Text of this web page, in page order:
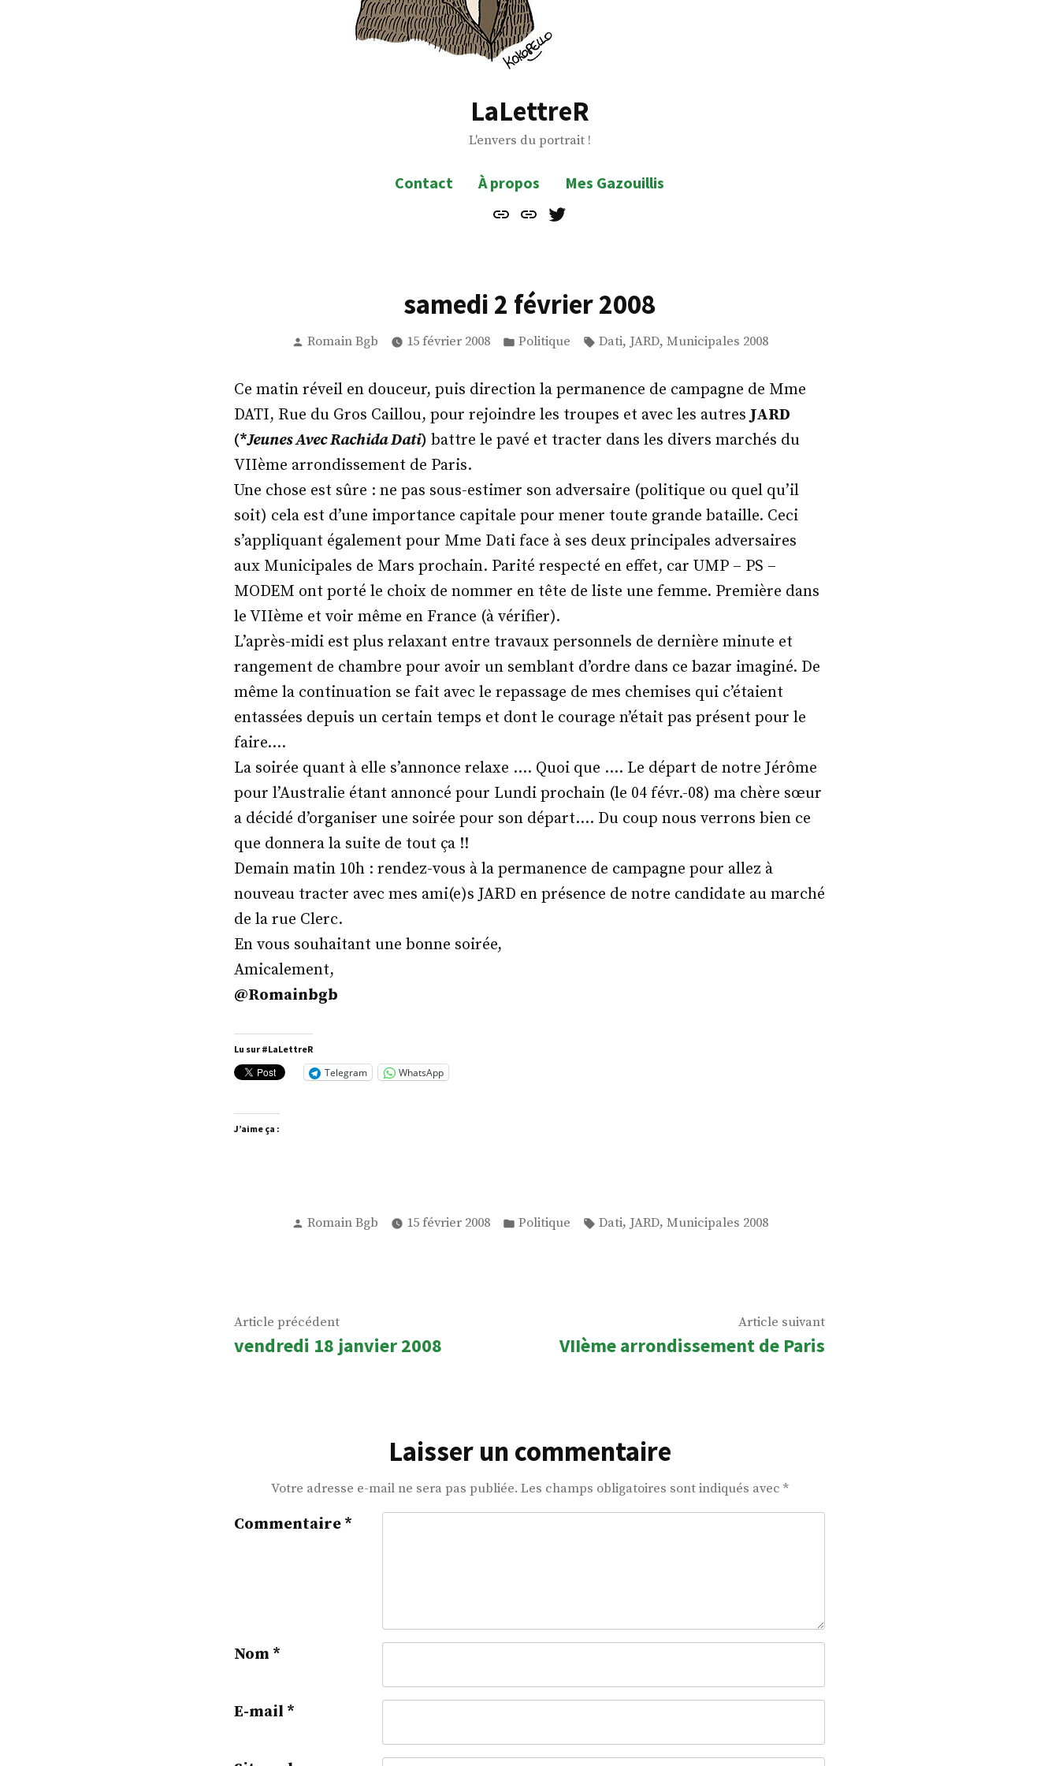
LaLettreR
L'envers du portrait !
Contact À propos
Mes Gazouillis
Contact
À
Mes
samedi 2 février 2008
Publié
Romain Bgb 15 février 2008
Publié
Politique Étiquettes :
Dati, JARD, Municipales 2008
Ce matin réveil en douceur, puis direction la permanence de campagne de Mme
DATI, Rue du Gros Caillou, pour rejoindre les troupes et avec les autresJARD
(*Jeunes Avec Rachida Dati) battre le pavé et tracter dans les divers marchés du
VIIème arrondissement de Paris.
Une chose est sûre : ne pas sous-estimer son adversaire (politique ou quel qu’il
soit) cela est d’une importance capitale pour mener toute grande bataille. Ceci
s’appliquant également pour Mme Dati face à ses deux principales adversaires
aux Municipales de Mars prochain. Parité respecté en effet, car UMP – PS –
MODEM ont porté le choix de nommer en tête de liste une femme. Première dans
le VIIème et voir même en France (à vérifier).
L’après-midi est plus relaxant entre travaux personnels de dernière minute et
rangement de chambre pour avoir un semblant d’ordre dans ce bazar imaginé. De
même la continuation se fait avec le repassage de mes chemises qui c’étaient
entassées depuis un certain temps et dont le courage n’était pas présent pour le
faire….
La soirée quant à elle s’annonce relaxe …. Quoi que …. Le départ de notre Jérôme
pour l’Australie étant annoncé pour Lundi prochain (le 04 févr.-08) ma chère sœur
a décidé d’organiser une soirée pour son départ…. Du coup nous verrons bien ce
que donnera la suite de tout ça !!
Demain matin 10h : rendez-vous à la permanence de campagne pour allez à
nouveau tracter avec mes ami(e)s JARD en présence de notre candidate au marché
de la rue Clerc.
En vous souhaitant une bonne soirée,
Amicalement,
@Romainbgb
Lu sur #LaLettreR
Telegram WhatsApp
J’aime ça :
Publié
Romain Bgb 15 février 2008
Publié
Politique Étiquettes :
Dati, JARD, Municipales 2008
Navigation
de
Article précédentArticle
précédent :
vendredi 18 janvier 2008
Article suivantArticle
VIIème arrondissement de Paris
Laisser un commentaire
Votre adresse e-mail ne sera pas publiée. Les champs obligatoires sont indiqués avec *
Commentaire *
Nom *
E-mail *